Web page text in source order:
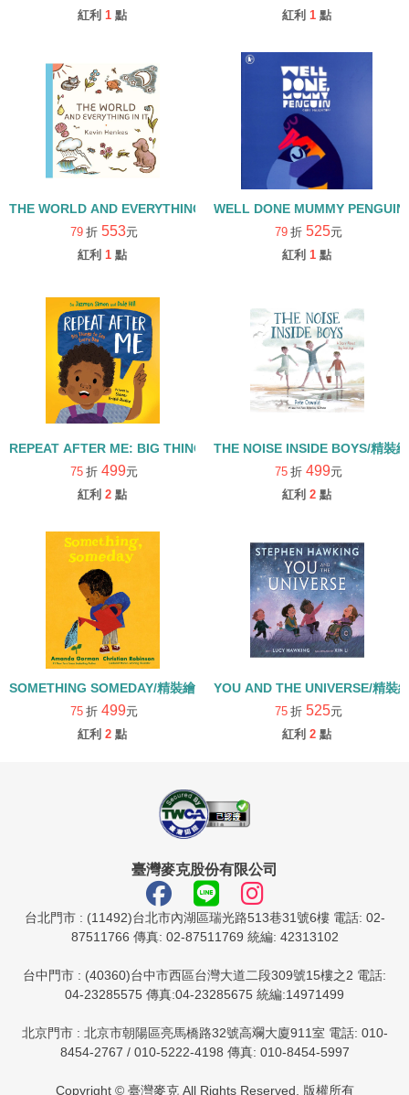
紅利 1 點
紅利 1 點
THE WORLD AND EVERYTHING IN IT/精裝繪本
79 折 553元
紅利 1 點
WELL DONE MUMMY
79 折 525元
紅利 1 點
REPEAT AFTER ME: BIG THINGS TO SAY EVERY DAY/精裝繪本
75 折 499元
紅利 2 點
THE NOISE INSIDE BOYS/精裝
75 折 499元
紅利 2 點
SOMETHING SOMEDAY/精裝繪本
75 折 499元
紅利 2 點
YOU AND THE UNIVERSE/精裝
75 折 525元
紅利 2 點
臺灣麥克股份有限公司
台北門市 : (11492)台北市內湖區瑞光路513巷31號6樓 電話: 02-
87511766 傳真: 02-87511769 統編: 42313102
台中門市 : (40360)台中市西區台灣大道二段309號15樓之2 電話:
04-23285575 傳真:04-23285675 統編:14971499
北京門市 : 北京市朝陽區亮馬橋路32號高斕大廈911室 電話: 010-
8454-2767 / 010-5222-4198 傳真: 010-8454-5997
Copyright © 臺灣麥克 All Rights Reserved. 版權所有